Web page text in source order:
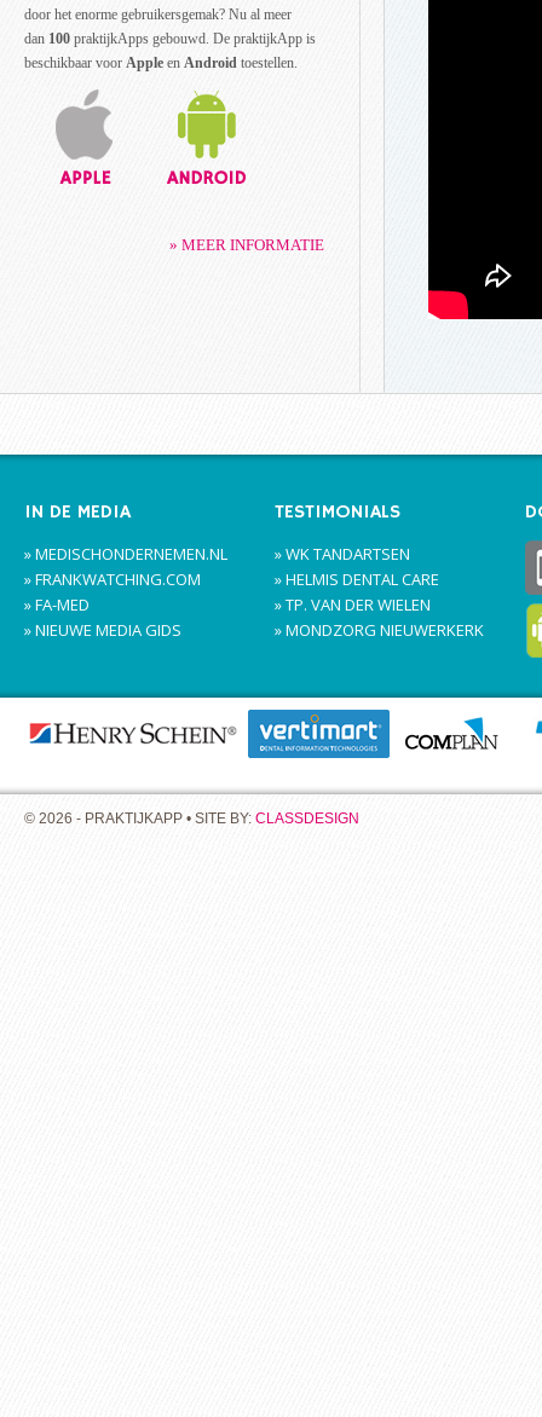
door het enorme gebruikersgemak? Nu al meer
dan 100 praktijkApps gebouwd. De praktijkApp is
beschikbaar voor Apple en Android toestellen.
» MEER INFORMATIE
IN DE MEDIA
» MEDISCHONDERNEMEN.NL
» FRANKWATCHING.COM
» FA-MED
» NIEUWE MEDIA GIDS
TESTIMONIALS
» WK TANDARTSEN
» HELMIS DENTAL CARE
» TP. VAN DER WIELEN
» MONDZORG NIEUWERKERK
© 2026 - PRAKTIJKAPP • SITE BY: CLASSDESIGN